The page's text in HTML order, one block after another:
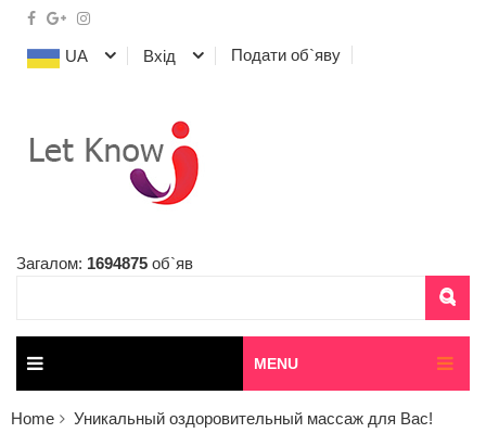
UA Вхід Подати об`яву
Загалом: 1694875 об`яв
MENU
Home Уникальный оздоровительный массаж для Вас!